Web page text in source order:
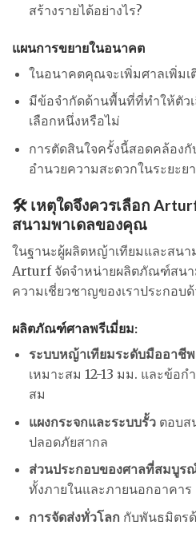
สร้างรายได้อย่างไร?
แผนการขยายในอนาคต
ในอนาคตคุณจะเพิ่มศาลเพิ่มเ
มีข้อจำกัดด้านพื้นที่ที่ทำให้ตัว
เลือกหนึ่งหรือไม่
การตัดสินใจครั้งนี้สอดคล้อง
อำนวยความสะดวกในระยะย
🛠️ เหตุใดจึงควรเลือก
สนามพาเดลของคุณ
ในฐานะผู้ผลิตหญ้าเทียมและสนา
Arturf จัดจำหน่ายผลิตภัณฑ์สน
ความเชี่ยวชาญของเราประกอบด้
ผลิตภัณฑ์ศาลพรีเมี่ยม:
ระบบหญ้าเทียมระดับมืออาชีพ
เหมาะสม 12-13 มม. และข้อ
สม
แผงกระจกและระบบรั้วตอบส
ปลอดภัยสากล
ส่วนประกอบของศาลที่สมบูร
ทั้งภายในและภายนอกอาคาร
การจัดส่งทั่วโลก กับพันธมิตร